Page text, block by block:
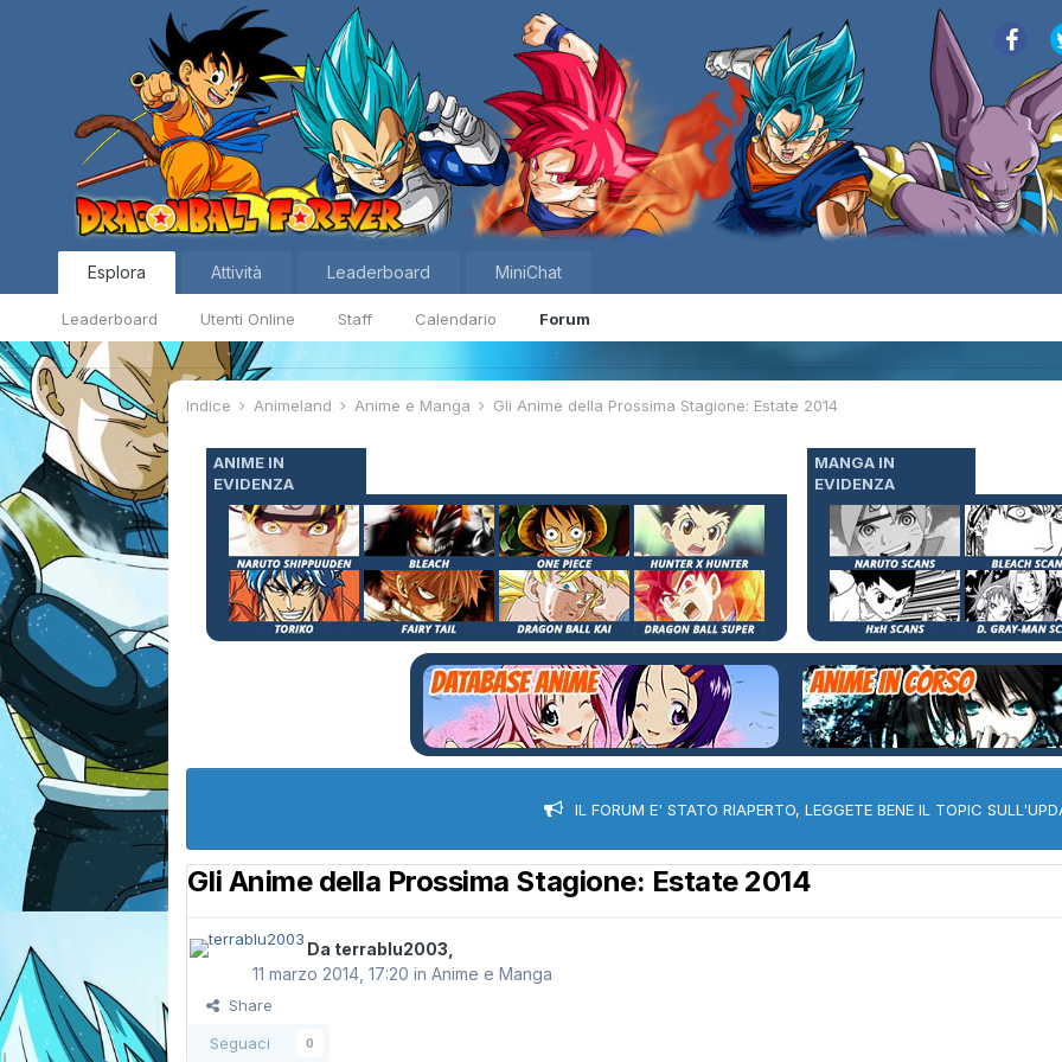
Esplora
Leaderboard Utenti Online Staff Calendario Forum
Attività Leaderboard MiniChat
Indice Animeland Anime e Manga Gli Anime della Prossima Stagione: Estate 2014
ANIME IN
EVIDENZA
MANGA IN
EVIDENZA
IL FORUM E' STATO RIAPERTO, LEGGETE BENE IL TOPIC
Gli Anime della Prossima Stagione: Estate 2014
Da terrablu2003
11 marzo 2014, 17:20 inAnime e Manga
Share
Seguaci
0